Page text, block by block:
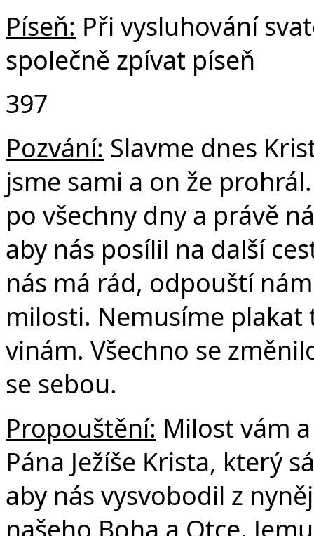
Píseň: Při vysluhování
společně zpívat píseň
397
Pozvání: Slavme dnes
jsme sami a on že
po všechny dny a právě
aby nás posílil na další
nás má rád, odpouští
milosti. Nemusíme plakat
vinám. Všechno se
se sebou.
Propouštění: Milost vám
Pána Ježíše Krista, který
aby nás vysvobodil z
našeho Boha a Otce.